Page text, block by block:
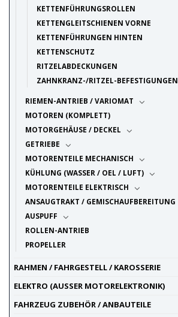
KETTENFÜHRUNGSROLLEN
KETTENGLEITSCHIENEN VORNE
KETTENFÜHRUNGEN HINTEN
KETTENSCHUTZ
RITZELABDECKUNGEN
ZAHNKRANZ-/RITZEL-BEFESTIGUNGEN
RIEMEN-ANTRIEB / VARIOMAT
MOTOREN (KOMPLETT)
MOTORGEHÄUSE / DECKEL
GETRIEBE
MOTORENTEILE MECHANISCH
KÜHLUNG (WASSER / OEL / LUFT)
MOTORENTEILE ELEKTRISCH
ANSAUGTRAKT / GEMISCHAUFBEREITUNG
AUSPUFF
ROLLEN-ANTRIEB
PROPELLER
RAHMEN / FAHRGESTELL / KAROSSERIE
ELEKTRO (AUSSER MOTORELEKTRONIK)
FAHRZEUG ZUBEHÖR / ANBAUTEILE